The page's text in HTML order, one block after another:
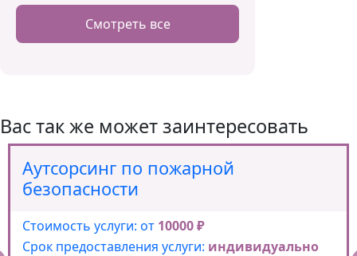
Смотреть все
Вас так же может заинтересовать
Аутсорсинг по пожарной
безопасности
Стоимость услуги: от 10000 ₽
Срок предоставления услуги: индивидуально